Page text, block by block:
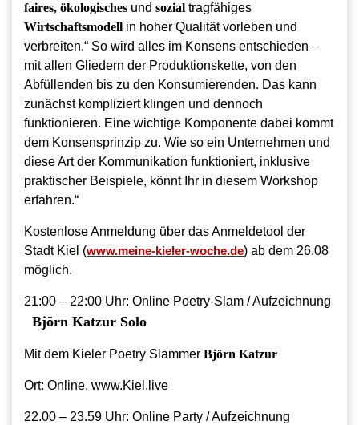
faires, ökologisches und sozial tragfähiges
Wirtschaftsmodell in hoher Qualität vorleben und
verbreiten.“ So wird alles im Konsens entschieden –
mit allen Gliedern der Produktionskette, von den
Abfüllenden bis zu den Konsumierenden. Das kann
zunächst kompliziert klingen und dennoch
funktionieren. Eine wichtige Komponente dabei kommt
dem Konsensprinzip zu. Wie so ein Unternehmen und
diese Art der Kommunikation funktioniert, inklusive
praktischer Beispiele, könnt Ihr in diesem Workshop
erfahren.“
Kostenlose Anmeldung über das Anmeldetool der
Stadt Kiel (www.meine-kieler-woche.de) ab dem 26.08
möglich.
21:00 – 22:00 Uhr: Online Poetry-Slam / Aufzeichnung
Björn Katzur Solo
Mit dem Kieler Poetry Slammer Björn Katzur
Ort: Online, www.Kiel.live
22.00 – 23.59 Uhr: Online Party / Aufzeichnung